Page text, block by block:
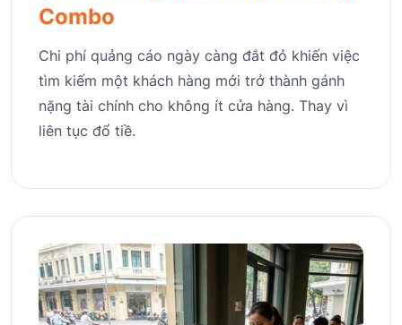
Combo
Chi phí quảng cáo ngày càng đắt đỏ khiến việc
tìm kiếm một khách hàng mới trở thành gánh
nặng tài chính cho không ít cửa hàng. Thay vì
liên tục đổ tiề.